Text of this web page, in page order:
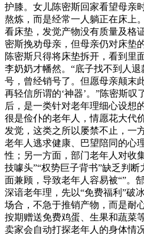
护膝。女儿陈密斯回家看望母亲
熬炼，而是经常一人躺正在床上
看床垫，发觉产物没有质量及格
密斯挽劝母亲，但母亲仍对床垫
陈密斯只得将床垫拆开，看到里
李奶奶才幡然。“底子找不到人
号，曾经销号了。但愿母亲颠末
再轻信所谓的‘神器’。”陈密斯
后，是一类针对老年理细心设想
很是俭仆的老年人，情愿花大代
发觉，这类之所以屡禁不止，一
老年人逃求健康、巴望陪同的心
性；另一方面，部门老年人对收
技噱头”“权势巨子背书”缺乏判
面兼顾，导致老年人容易被“”。
深谙老年理，先以“免费福利”破
场合，不急于推销产物，而是耐
按期赠送免费鸡蛋、生果和蔬菜
卖家会自动打探老年人的身体情